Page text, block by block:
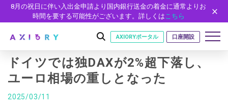
8月の祝日に伴い入出金申請より国内銀行送金の着金に通常よりお
時間を要する可能性がございます。詳しくはこちら
はじめに
AXIORYポータル 口座開設
ドイツでは独DAXが2%超下落し、
ユーロ相場の重しとなった
2025/03/11